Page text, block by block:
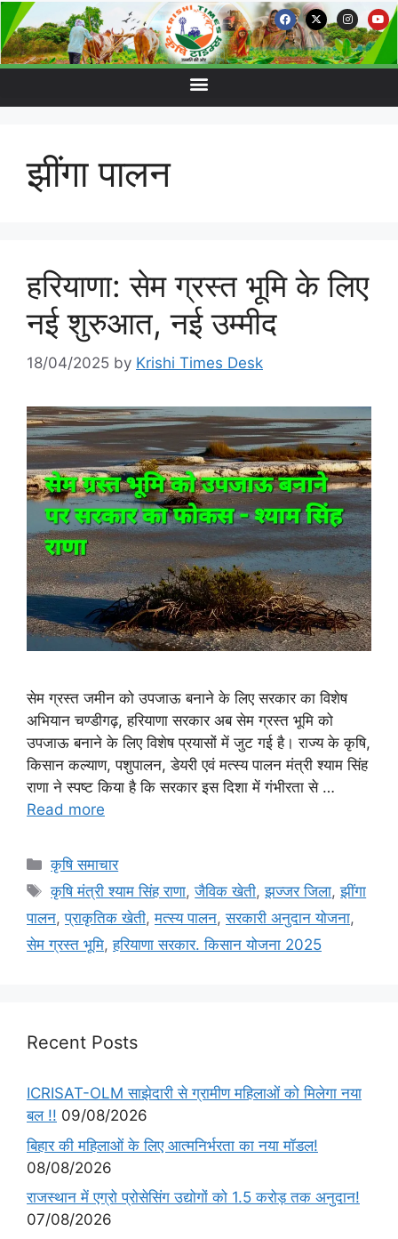
झींगा पालन
हरियाणा: सेम ग्रस्त भूमि के लिए
नई शुरुआत, नई उम्मीद
18/04/2025 by Krishi Times Desk
सेम ग्रस्त जमीन को उपजाऊ बनाने के लिए सरकार का विशेष
अभियान चण्डीगढ़, हरियाणा सरकार अब सेम ग्रस्त भूमि को
उपजाऊ बनाने के लिए विशेष प्रयासों में जुट गई है। राज्य के कृषि,
किसान कल्याण, पशुपालन, डेयरी एवं मत्स्य पालन मंत्री श्याम सिंह
राणा ने स्पष्ट किया है कि सरकार इस दिशा में गंभीरता से …
Read more
कृषि समाचार
कृषि मंत्री श्याम सिंह राणा,जैविक खेती,झज्जर जिला,झींगा
पालन,प्राकृतिक खेती,मत्स्य पालन,सरकारी अनुदान योजना,
सेम ग्रस्त भूमि,हरियाणा सरकार. किसान योजना 2025
Recent Posts
ICRISAT-OLM साझेदारी से ग्रामीण महिलाओं को मिलेगा नया
बल !! 09/08/2026
बिहार की महिलाओं के लिए आत्मनिर्भरता का नया मॉडल!
08/08/2026
राजस्थान में एग्रो प्रोसेसिंग उद्योगों को 1.5 करोड़ तक अनुदान!
07/08/2026